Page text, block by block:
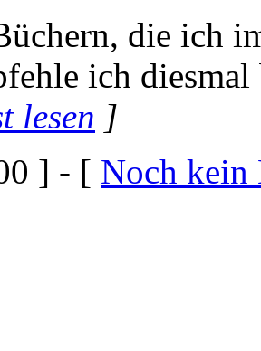
die ich
ich diesmal
lesen ]
] - [ Noch kein